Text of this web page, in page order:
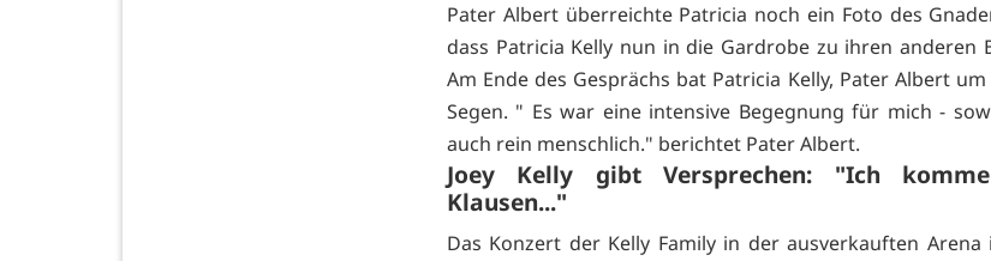
Pater Albert überreichte Patricia noch ein Foto des
dass Patricia Kelly nun in die Gardrobe zu ihren anderen
Am Ende des Gesprächs bat Patricia Kelly, Pater Albert
Segen. " Es war eine intensive Begegnung für mich -
auch rein menschlich." berichtet Pater Albert.
Joey Kelly gibt Versprechen: "Ich
Klausen..."
Das Konzert der Kelly Family in der ausverkauften